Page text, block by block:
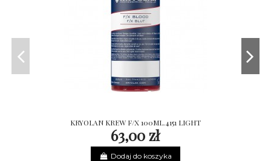
KRYOLAN KREW F/X 100ML.4151 LIGHT
63,00 zł
Dodaj do koszyka